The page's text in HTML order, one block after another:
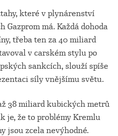
které v plynárenství
má. Každá dohoda
třeba ten za 40 miliard
v carském stylu po
sankcích, slouží spíše
síly vnějšímu světu.
38 miliard kubických metrů
je, že to problémy Kremlu
jsou zcela nevýhodné.